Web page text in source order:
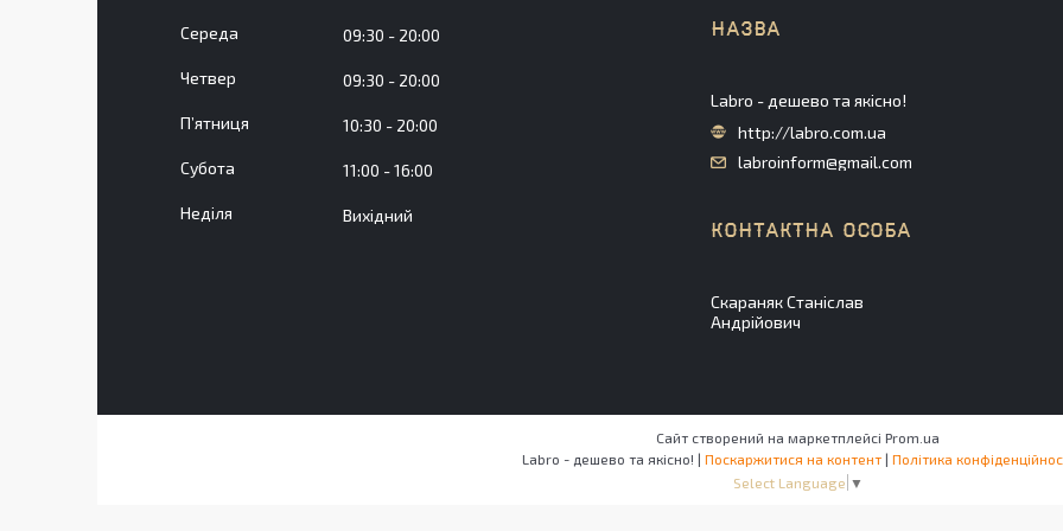
Середа 09:30 20:00
Четвер 09:30 20:00
Пʼятниця 10:30 20:00
Субота 11:00 16:00
Неділя Вихідний
Labro - дешево та якісно!
http://labro.com.ua
labroinform@gmail.com
Скараняк Станіслав
Андрійович
Сайт створений на маркетплейсі Prom.ua
Labro - дешево та якісно! | Поскаржитися на контент | Політика
Select Language ▼